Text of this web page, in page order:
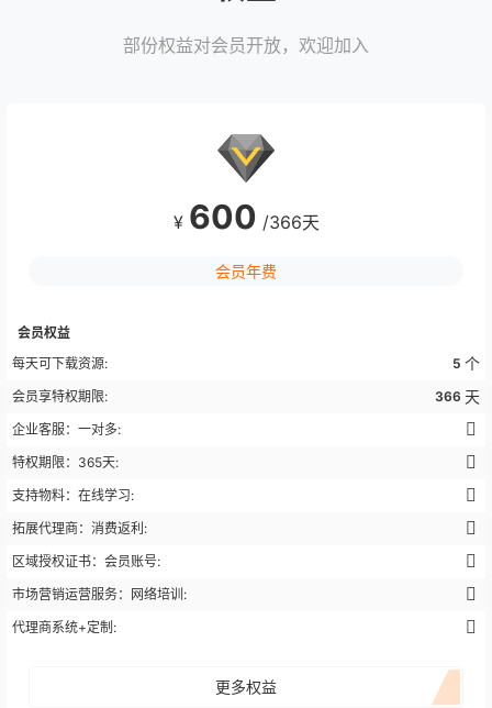
部份权益对会员开放，欢迎加入
¥ 600 /366天
会员年费
会员权益
每天可下载资源:
5 个
会员享特权期限: 366 天
企业客服：一对多:
特权期限：365天:
支持物料：在线学习:
拓展代理商：消费返利:
区域授权证书：会员账号:
市场营销运营服务：网络培训:
代理商系统+定制:
更多权益